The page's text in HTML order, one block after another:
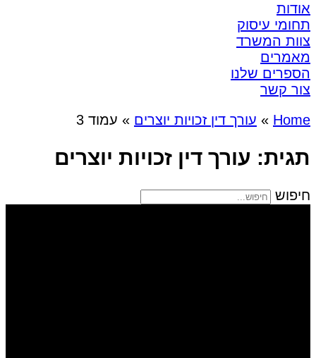
אודות
תחומי עיסוק
צוות המשרד
מאמרים
הספרים שלנו
צור קשר
Home
» עורך דין זכויות יוצרים » עמוד 3
תגית: עורך דין זכויות יוצרים
חיפוש